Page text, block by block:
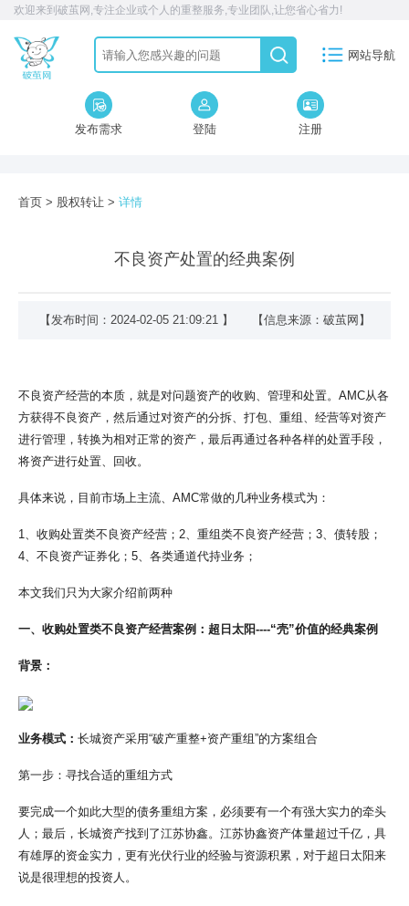
欢迎来到破茧网,专注企业或个人的重整服务,专业团队,让您省心省力!
网站导航
发布需求 登陆 注册
首页 > 股权转让 > 详情
不良资产处置的经典案例
【发布时间：2024-02-05 21:09:21 】 【信息来源：破茧网】
不良资产经营的本质，就是对问题资产的收购、管理和处置。AMC从各
方获得不良资产，然后通过对资产的分拆、打包、重组、经营等对资产
进行管理，转换为相对正常的资产，最后再通过各种各样的处置手段，
将资产进行处置、回收。
具体来说，目前市场上主流、AMC常做的几种业务模式为：
1、收购处置类不良资产经营；2、重组类不良资产经营；3、债转股；
4、不良资产证券化；5、各类通道代持业务；
本文我们只为大家介绍前两种
一、 收购处置类不良资产经营案例：超日太阳----“壳”价值的经典案例
背景：
业务模式： 长城资产采用“破产重整+资产重组”的方案组合
第一步：寻找合适的重组方式
要完成一个如此大型的债务重组方案，必须要有一个有强大实力的牵头
人；最后，长城资产找到了江苏协鑫。江苏协鑫资产体量超过千亿，具
有雄厚的资金实力，更有光伏行业的经验与资源积累，对于超日太阳来
说是很理想的投资人。